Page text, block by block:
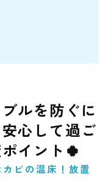
ルを防ぐに
心して過ご
イント🍀
ビの温床！放置